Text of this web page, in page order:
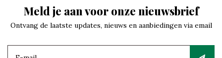
Meld je aan voor onze nieuwsbrief
Ontvang de laatste updates, nieuws en aanbiedingen via email